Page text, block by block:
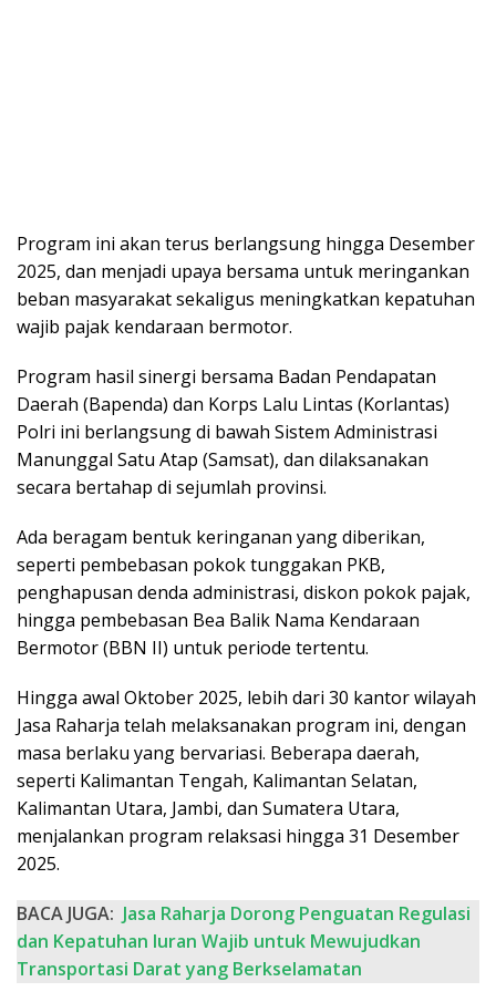
Program ini akan terus berlangsung hingga Desember
2025, dan menjadi upaya bersama untuk meringankan
beban masyarakat sekaligus meningkatkan kepatuhan
wajib pajak kendaraan bermotor.
Program hasil sinergi bersama Badan Pendapatan
Daerah (Bapenda) dan Korps Lalu Lintas (Korlantas)
Polri ini berlangsung di bawah Sistem Administrasi
Manunggal Satu Atap (Samsat), dan dilaksanakan
secara bertahap di sejumlah provinsi.
Ada beragam bentuk keringanan yang diberikan,
seperti pembebasan pokok tunggakan PKB,
penghapusan denda administrasi, diskon pokok pajak,
hingga pembebasan Bea Balik Nama Kendaraan
Bermotor (BBN II) untuk periode tertentu.
Hingga awal Oktober 2025, lebih dari 30 kantor wilayah
Jasa Raharja telah melaksanakan program ini, dengan
masa berlaku yang bervariasi. Beberapa daerah,
seperti Kalimantan Tengah, Kalimantan Selatan,
Kalimantan Utara, Jambi, dan Sumatera Utara,
menjalankan program relaksasi hingga 31 Desember
2025.
BACA JUGA: Jasa Raharja Dorong Penguatan Regulasi
dan Kepatuhan luran Wajib untuk Mewujudkan
Transportasi Darat yang Berkselamatan